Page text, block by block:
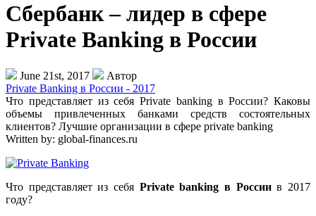
Сбербанк – лидер в сфере
Private Banking в России
June 21st, 2017
Автор
Private Banking в России - 2017
Что представляет из себя Private banking в России? Каковы
объемы привлеченных банками средств состоятельных
клиентов? Лучшие организации в сфере private banking
Written by: global-finances.ru
Что представляет из себя Private banking в Россиив 2017
году?